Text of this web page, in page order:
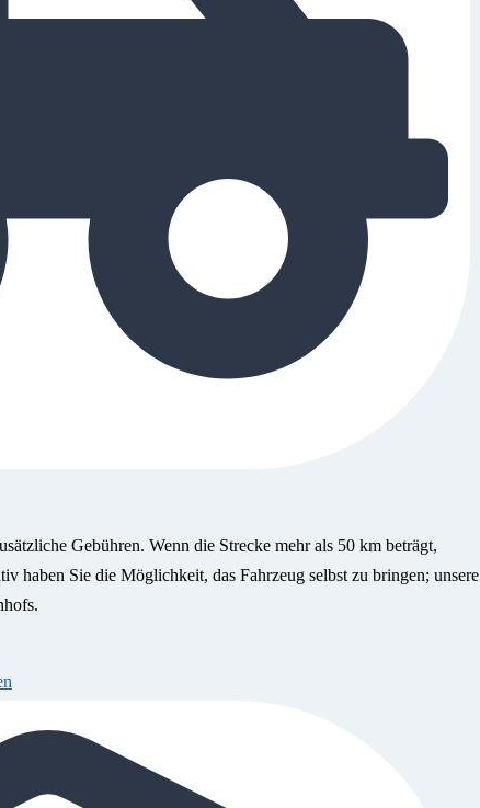
Gebühren. Wenn die Strecke mehr als 50 km beträgt,
haben Sie die Möglichkeit, das Fahrzeug selbst zu bringen; unsere